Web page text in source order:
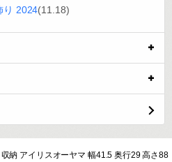
り 2024(11.18)
納 アイリスオーヤマ 幅41.5 奥行29 高さ88